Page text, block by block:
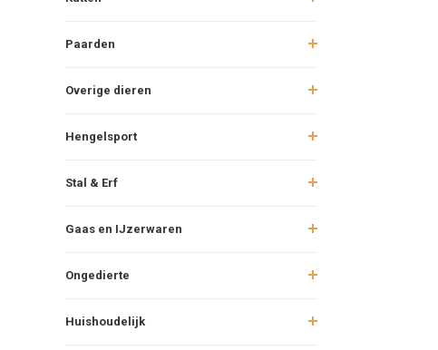
Paarden
Overige dieren
Hengelsport
Stal & Erf
Gaas en IJzerwaren
Ongedierte
Huishoudelijk